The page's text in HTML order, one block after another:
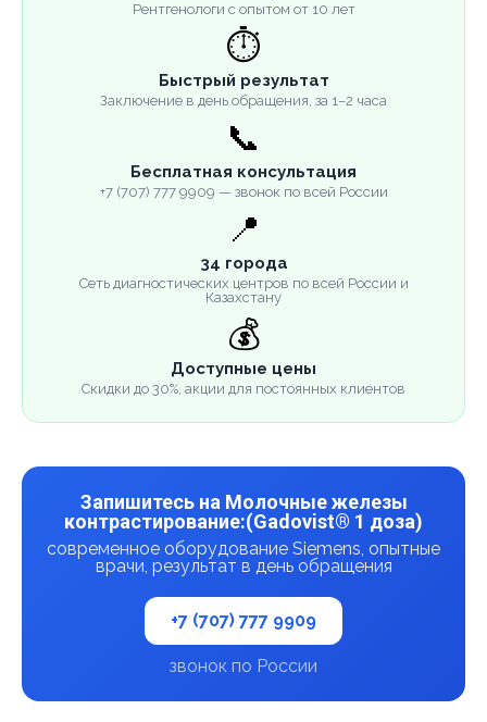
Рентгенологи с опытом от 10 лет
⏱️
Быстрый результат
Заключение в день обращения, за 1–2 часа
📞
Бесплатная консультация
+7 (707) 777 9909 — звонок по всей России
📍
34 города
Сеть диагностических центров по всей России и
Казахстану
💰
Доступные цены
Скидки до 30%, акции для постоянных клиентов
Запишитесь на Молочные железы
контрастирование:(Gadovist® 1 доза)
современное оборудование Siemens, опытные
врачи, результат в день обращения
+7 (707) 777 9909
звонок по России